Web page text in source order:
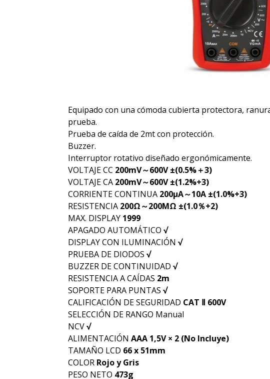
Equipado con una cómoda cubierta protectora,
prueba.
Prueba de caída de 2mt con protección.
Buzzer.
Interruptor rotativo diseñado ergonómicamente.
VOLTAJE CC 200mV～600V ±(0.5%＋3)
VOLTAJE CA200mV～600V ±(1.2%+3)
CORRIENTE CONTINUA 200μA～10A ±(1.0%+3)
RESISTENCIA 200Ω～200MΩ ±(1.0％+2)
MAX. DISPLAY1999
APAGADO AUTOMÁTICO √
DISPLAY CON ILUMINACIÓN √
PRUEBA DE DIODOS √
BUZZER DE CONTINUIDAD √
RESISTENCIA A CAÍDAS 2m
SOPORTE PARA PUNTAS √
CALIFICACIÓN DE SEGURIDAD CAT Ⅱ 600V
SELECCIÓN DE RANGO Manual
NCV√
ALIMENTACIÓN AAA 1,5V × 2 (No Incluye)
TAMAÑO LCD 66 x 51mm
COLOR Rojo y Gris
PESO NETO 473g